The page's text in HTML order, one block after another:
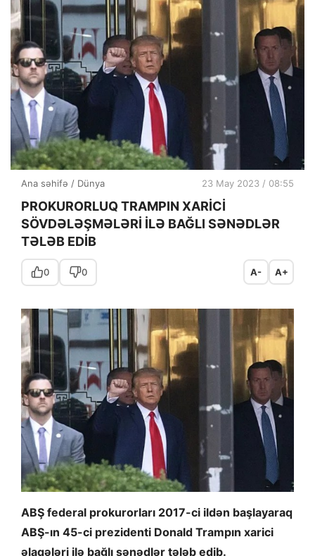
Ana səhifə / Dünya 23 May 2023 / 08:55
PROKURORLUQ TRAMPIN XARİCİ
SÖVDƏLƏŞMƏLƏRİ İLƏ BAĞLI SƏNƏDLƏR
TƏLƏB EDİB
0 0 A- A+
ABŞ federal prokurorları 2017-ci ildən başlayaraq
ABŞ-ın 45-ci prezidenti Donald Trampın xarici
əlaqələri ilə bağlı sənədlər tələb edib.